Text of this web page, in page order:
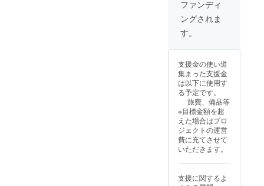
ファンディ
ングされま
す。
支援金の使い道
集まった支援金
は以下に使用す
る予定です。
旅費、備品等
※目標金額を超
えた場合はプロ
ジェクトの運営
費に充てさせて
いただきます。
支援に関するよ